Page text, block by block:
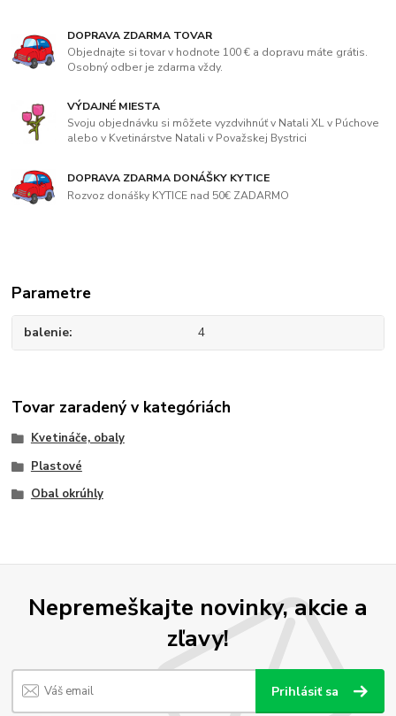
DOPRAVA ZDARMA TOVAR
Objednajte si tovar v hodnote 100 € a dopravu máte grátis.
Osobný odber je zdarma vždy.
VÝDAJNÉ MIESTA
Svoju objednávku si môžete vyzdvihnúť v Natali XL v Púchove
alebo v Kvetinárstve Natali v Považskej Bystrici
DOPRAVA ZDARMA DONÁŠKY KYTICE
Rozvoz donášky KYTICE nad 50€ ZADARMO
Parametre
balenie 4
Tovar zaradený v kategóriách
Kvetináče, obaly
Plastové
Obal okrúhly
Nepremeškajte novinky, akcie a
zľavy!
Prihlásiť sa